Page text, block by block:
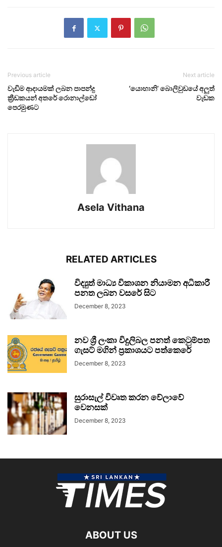
Previous article
වැඩිම ආදායමක් ලබන පාපන්දු
ක්‍රීඩකයන් අතරේ රොනාල්ඩෝ
පෙරමුණට
Next article
‘යොහානි’ බොලිවුඩයේ අලුත්
වැඩක
Asela Vithana
RELATED ARTICLES
විද්‍යුත් මාධ්‍ය විකාශන නියාමන අධිකාරී
පනත ලබන වසරේ සිට
December 8, 2023
නව ශ්‍රී ලංකා විදුලිබල පනත් කෙටුම්පත
ගැසට් මගින් ප්‍රකාශයට පත්කෙරේ
December 8, 2023
සුරාසැල් විවෘත කරන වේලාවේ
වෙනසක්
December 8, 2023
ABOUT US